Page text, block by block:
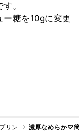
。
ー糖を10gに変更
プリン 濃厚なめらか♡